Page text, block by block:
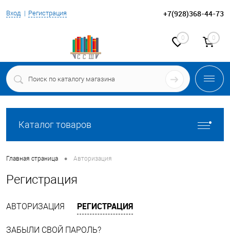
Вход Регистрация +7(928)368-44-73
0 0
Каталог товаров
Главная страница • Авторизация
Регистрация
АВТОРИЗАЦИЯ РЕГИСТРАЦИЯ
ЗАБЫЛИ СВОЙ ПАРОЛЬ?